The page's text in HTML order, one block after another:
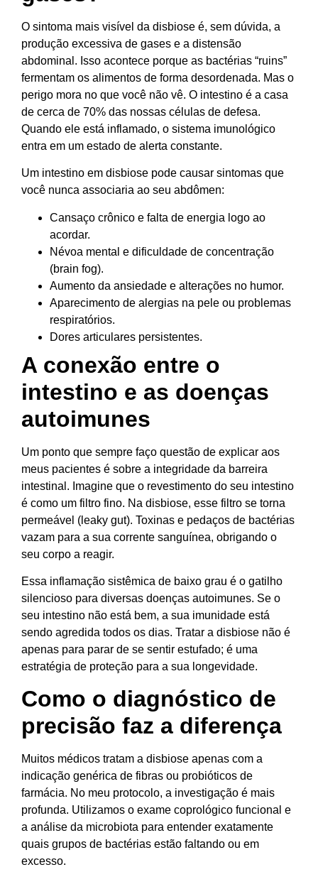
O sintoma mais visível da disbiose é, sem dúvida, a
produção excessiva de gases e a distensão
abdominal. Isso acontece porque as bactérias “ruins”
fermentam os alimentos de forma desordenada. Mas o
perigo mora no que você não vê. O intestino é a casa
de cerca de 70% das nossas células de defesa.
Quando ele está inflamado, o sistema imunológico
entra em um estado de alerta constante.
Um intestino em disbiose pode causar sintomas que
você nunca associaria ao seu abdômen:
Cansaço crônico e falta de energia logo ao
acordar.
Névoa mental e dificuldade de concentração
(brain fog).
Aumento da ansiedade e alterações no humor.
Aparecimento de alergias na pele ou problemas
respiratórios.
Dores articulares persistentes.
A conexão entre o
intestino e as doenças
autoimunes
Um ponto que sempre faço questão de explicar aos
meus pacientes é sobre a integridade da barreira
intestinal. Imagine que o revestimento do seu intestino
é como um filtro fino. Na disbiose, esse filtro se torna
permeável (leaky gut). Toxinas e pedaços de bactérias
vazam para a sua corrente sanguínea, obrigando o
seu corpo a reagir.
Essa inflamação sistêmica de baixo grau é o gatilho
silencioso para diversas doenças autoimunes. Se o
seu intestino não está bem, a sua imunidade está
sendo agredida todos os dias. Tratar a disbiose não é
apenas para parar de se sentir estufado; é uma
estratégia de proteção para a sua longevidade.
Como o diagnóstico de
precisão faz a diferença
Muitos médicos tratam a disbiose apenas com a
indicação genérica de fibras ou probióticos de
farmácia. No meu protocolo, a investigação é mais
profunda. Utilizamos o exame coprológico funcional e
a análise da microbiota para entender exatamente
quais grupos de bactérias estão faltando ou em
excesso.